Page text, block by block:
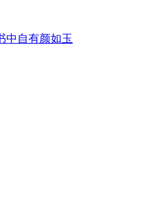
中自有颜如玉